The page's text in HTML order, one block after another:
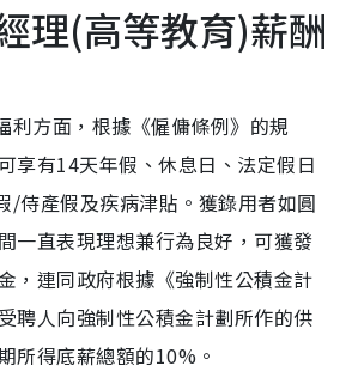
理(高等教育)薪酬
利方面，根據《僱傭條例》的規
享有14天年假、休息日、法定假日
/侍產假及疾病津貼。獲錄用者如圓
一直表現理想兼行為良好，可獲發
，連同政府根據《強制性公積金計
聘人向強制性公積金計劃所作的供
所得底薪總額的10%。